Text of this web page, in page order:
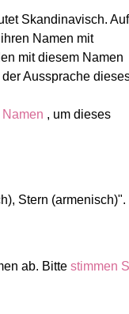
Skandinavisch. Auf
Namen mit
mit diesem Namen
Aussprache
, um dieses
Stern (armenisch)".
ab. Bitte stimmen